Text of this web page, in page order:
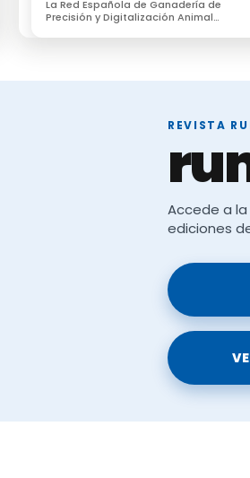
La Red Española de Ganadería de
Precisión y Digitalización Animal
ecosistema de innovación ganadera
REVISTA
Accede a
ediciones